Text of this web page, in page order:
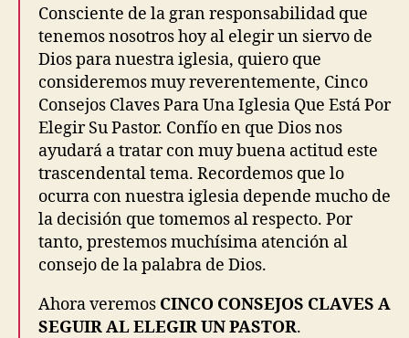
Consciente de la gran responsabilidad que
tenemos nosotros hoy al elegir un siervo de
Dios para nuestra iglesia, quiero que
consideremos muy reverentemente, Cinco
Consejos Claves Para Una Iglesia Que Está Por
Elegir Su Pastor. Confío en que Dios nos
ayudará a tratar con muy buena actitud este
trascendental tema. Recordemos que lo
ocurra con nuestra iglesia depende mucho de
la decisión que tomemos al respecto. Por
tanto, prestemos muchísima atención al
consejo de la palabra de Dios.
Ahora veremos CINCO CONSEJOS CLAVES A
SEGUIR AL ELEGIR UN PASTOR.